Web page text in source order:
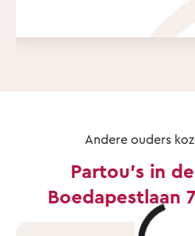
Andere ouders
Partou's in
Boedapestlaan